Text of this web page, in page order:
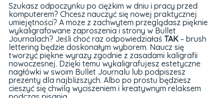
Szukasz odpoczynku po ciężkim w dniu i pracy przed
komputerem? Chcesz nauczyć się nowej praktycznej
umiejętności? A może z zachwytem przeglądasz pięknie
wykaligrafowane zaproszenia i strony w Bullet
Journalach? Jeśli choć raz odpowiedziałaś TAK– brush
lettering będzie doskonałym wyborem. Naucz się
tworzyć piękne wyrazy zgodnie z zasadami kaligrafii
nowoczesnej. Dzięki temu wykaligrafujesz estetyczne
nagłówki w swoim Bullet Journalu lub podpiszesz
prezenty dla najbliższych. Albo po prostu będziesz
cieszyć się chwilą wyciszeniem i kreatywnym relaksem